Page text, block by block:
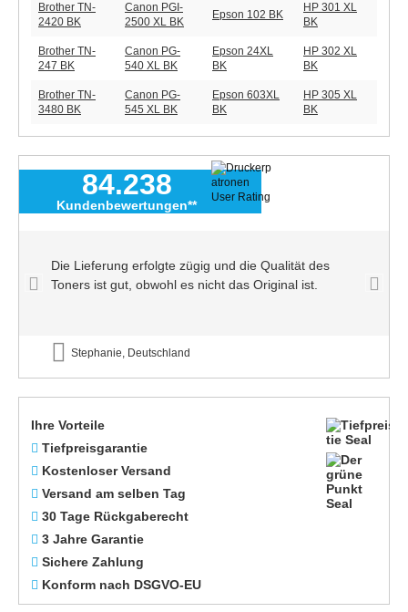
84.238
Kundenbewertungen**
Die Lieferung erfolgte zügig und die Qualität des
Toners ist gut, obwohl es nicht das Original ist.
Stephanie, Deutschland
Ihre Vorteile
Tiefpreisgarantie
Kostenloser Versand
Versand am selben Tag
30 Tage Rückgaberecht
3 Jahre Garantie
Sichere Zahlung
Konform nach DSGVO-EU
Brother TN-
2420 BK
Canon PGI-
2500 XL BK
Epson 102 BK
HP 301 XL
BK
Brother TN-
247 BK
Canon PG-
540 XL BK
Epson 24XL
BK
HP 302 XL
BK
Brother TN-
3480 BK
Canon PG-
545 XL BK
Epson 603XL
BK
HP 305 XL
BK